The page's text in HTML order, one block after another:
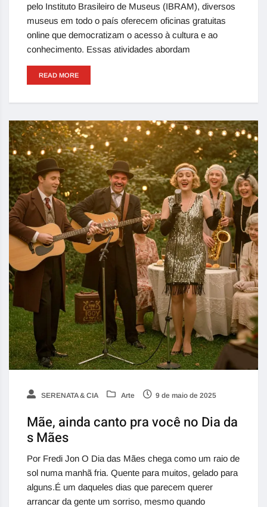
pelo Instituto Brasileiro de Museus (IBRAM), diversos
museus em todo o país oferecem oficinas gratuitas
online que democratizam o acesso à cultura e ao
conhecimento. Essas atividades abordam
READ MORE
SERENATA & CIA Arte 9 de maio de 2025
Mãe, ainda canto pra você no Dia da
s Mães
Por Fredi Jon O Dia das Mães chega como um raio de
sol numa manhã fria. Quente para muitos, gelado para
alguns.É um daqueles dias que parecem querer
arrancar da gente um sorriso, mesmo quando